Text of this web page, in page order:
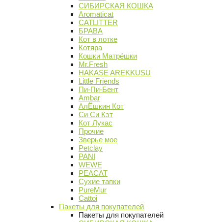
СИБИРСКАЯ КОШКА
Aromaticat
CATLITTER
БРАВА
Кот в лотке
Котяра
Кошки Матрёшки
Mr.Fresh
HAKASE AREKKUSU
Little Friends
Пи-Пи-Бент
Ambar
АлЁшкин Кот
Си Си Кэт
Кот Лукас
Прочие
Зверье мое
Petclay
PANI
WEWE
PEACAT
Сухие тапки
PureMur
Cattoi
Пакеты для покупателей
Пакеты для покупателей